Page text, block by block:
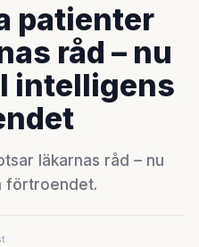
patienter
råd – nu
intelligens
läkarnas råd – nu
förtroendet.